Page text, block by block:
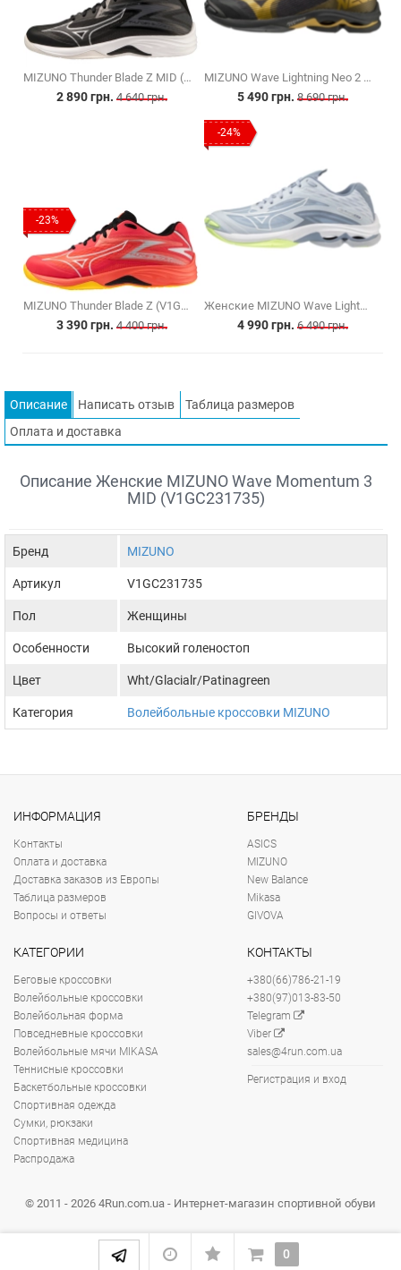
MIZUNO Thunder Blade Z MID (V1GA237552)
2 890 грн. 4 640 грн.
MIZUNO Wave Lightning Neo 2 (V1GA220241)
5 490 грн. 8 690 грн.
-23%
MIZUNO Thunder Blade Z (V1GA237002)
3 390 грн. 4 400 грн.
-24%
Женские MIZUNO Wave Lightning Z7 (V1GC220002)
4 990 грн. 6 490 грн.
Описание Написать отзыв
Таблица размеров
Оплата и доставка
Описание Женские MIZUNO Wave Momentum 3
MID (V1GC231735)
Бренд MIZUNO
Артикул V1GC231735
Пол Женщины
Особенности Высокий голеностоп
Цвет Wht/Glacialr/Patinagreen
Категория Волейбольные кроссовки MIZUNO
ИНФОРМАЦИЯ
Контакты
Оплата и доставка
Доставка заказов из Европы
Таблица размеров
Вопросы и ответы
БРЕНДЫ
ASICS
MIZUNO
New Balance
Mikasa
GIVOVA
КАТЕГОРИИ
Беговые кроссовки
Волейбольные кроссовки
Волейбольная форма
Повседневные кроссовки
Волейбольные мячи MIKASA
Теннисные кроссовки
Баскетбольные кроссовки
Спортивная одежда
Сумки, рюкзаки
Спортивная медицина
Распродажа
КОНТАКТЫ
+380(66)786-21-19
+380(97)013-83-50
Telegram
Viber
sales@4run.com.ua
Регистрация и вход
© 2011 - 2026 4Run.com.ua - Интернет-магазин спортивной обуви
0